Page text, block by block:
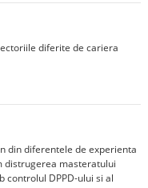
diferite de cariera
din diferentele de experienta
distrugerea masteratului
controlul DPPD-ului si al